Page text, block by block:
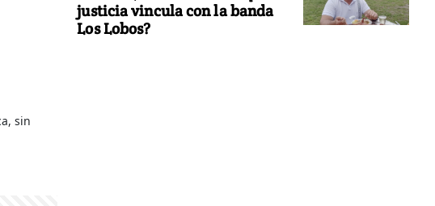
sin
justicia vincula con la banda
Los Lobos?